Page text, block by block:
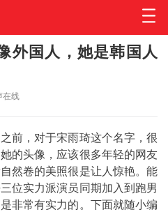
外国人，她是韩国人
在线
前，对于宋雨琦这个名字，很
的头像，应该很多年轻的网友
然卷的美照很是让人惊艳。能
位实力派演员同期加入到跑男
非常有实力的。下面就随小编